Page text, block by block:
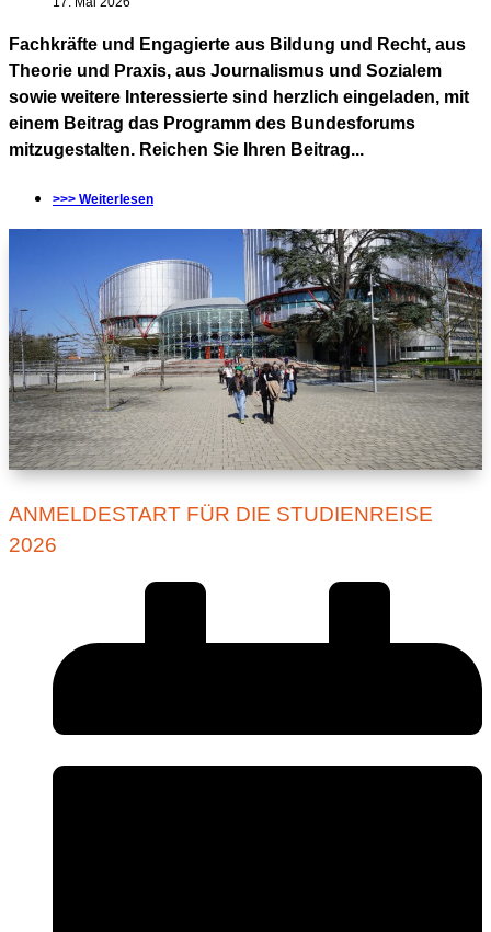
Fachkräfte und Engagierte aus Bildung und Recht, aus
Theorie und Praxis, aus Journalismus und Sozialem
sowie weitere Interessierte sind herzlich eingeladen, mit
einem Beitrag das Programm des Bundesforums
mitzugestalten. Reichen Sie Ihren Beitrag...
>>> Weiterlesen
ANMELDESTART FÜR DIE STUDIENREISE
2026